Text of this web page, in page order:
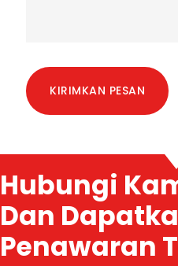
KIRIMKAN PESAN
Hubungi
Dan
Penawaran